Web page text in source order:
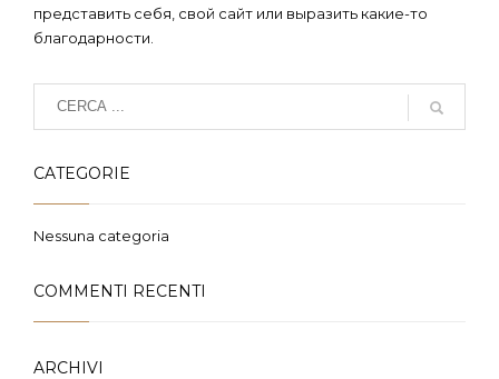
представить себя, свой сайт или выразить какие-то
благодарности.
CATEGORIE
Nessuna categoria
COMMENTI RECENTI
ARCHIVI